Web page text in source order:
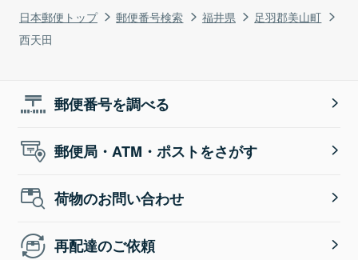
日本郵便トップ 郵便番号検索 福井県
足羽郡美山町
西天田
郵便番号を調べる
郵便局・ATM・ポストをさがす
荷物のお問い合わせ
再配達のご依頼